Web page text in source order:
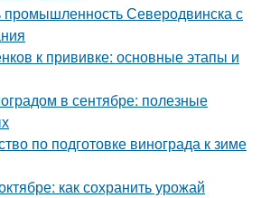
промышленность Северодвинска с
к прививке: основные этапы и
в сентябре: полезные
по подготовке винограда к зиме
как сохранить урожай